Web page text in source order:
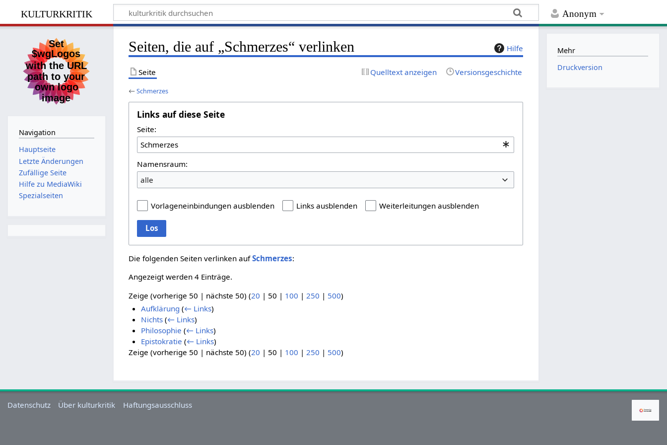
Anonym
kulturkritik
Hilfe
Seiten, die auf „Schmerzes“ verlinken
Seite Quelltext anzeigen Versionsgeschichte
←Schmerzes
Links auf diese Seite
Seite:
Namensraum:
alle
Vorlageneinbindungen ausblenden Links ausblenden Weiterleitungen ausblenden
Los
Die folgenden Seiten verlinken aufSchmerzes:
Angezeigt werden 4 Einträge.
Zeige (vorherige 50 | nächste 50) (20 | 50 | 100 | 250 | 500)
Aufklärung (← Links)
Nichts (← Links)
Philosophie (← Links)
Epistokratie (← Links)
Zeige (vorherige 50 | nächste 50) (20 | 50 | 100 |250 | 500)
Navigation
Hauptseite
Letzte Änderungen
Zufällige Seite
Hilfe zu MediaWiki
Spezialseiten
Mehr
Druckversion
Datenschutz Über kulturkritik Haftungsausschluss